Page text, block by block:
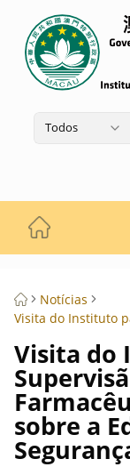
Todos
Notícias
Visita do
sobre a